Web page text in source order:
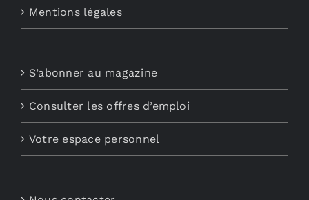
Mentions légales
S’abonner au magazine
Consulter les offres d’emploi
Votre espace personnel